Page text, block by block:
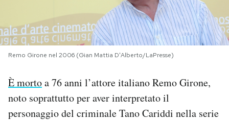
PODCAST
I MIEI PREFERITI
Remo Girone nel 2006 (Gian Mattia D'Alberto/LaPresse)
È mortoa 76 anni l’attore italiano Remo Girone,
noto soprattutto per aver interpretato il
personaggio del criminale Tano Cariddi nella serie